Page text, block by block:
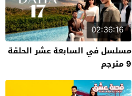
02:36:16
مسلسل في السابعة عشر الحلقة
9 مترجم